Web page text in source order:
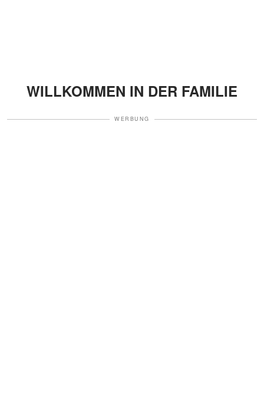
WILLKOMMEN IN DER FAMILIE
WERBUNG